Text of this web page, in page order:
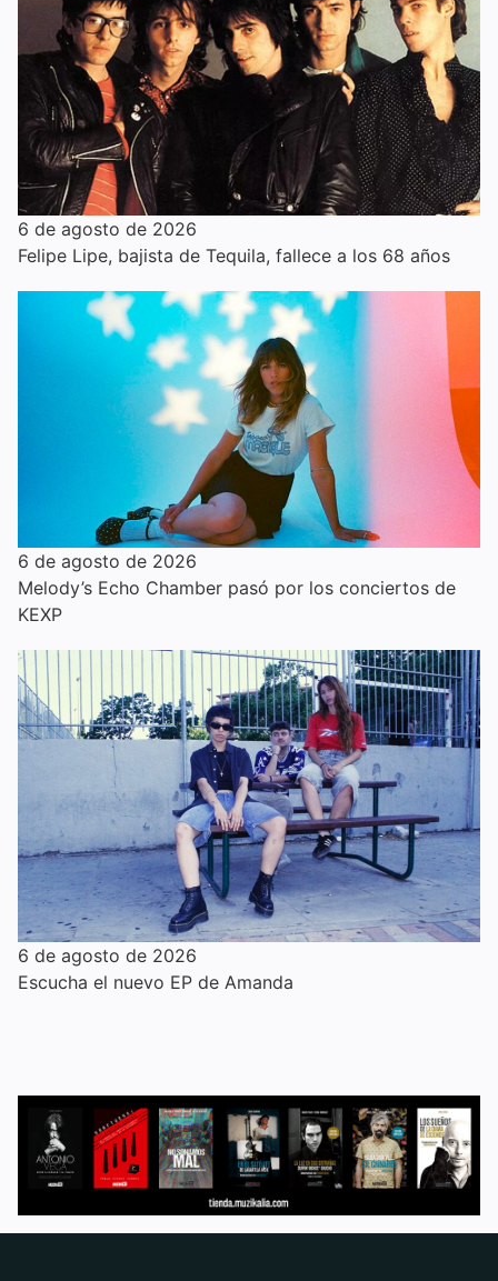
6 de agosto de 2026
Felipe Lipe, bajista de Tequila, fallece a los 68 años
6 de agosto de 2026
Melody’s Echo Chamber pasó por los conciertos de
KEXP
6 de agosto de 2026
Escucha el nuevo EP de Amanda